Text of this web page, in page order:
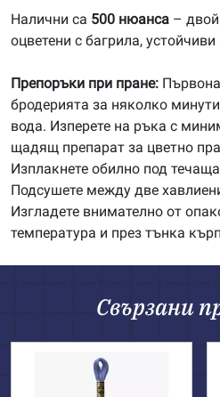
Налични са 500 нюанса –
оцветени с багрила,
Препоръки при пране:
бродерията за няколко
вода. Изперете на ръка с
щадящ препарат за цветно
Изплакнете обилно под
Подсушете между две
Изгладете внимателно от
температура и през тънка
Свързани